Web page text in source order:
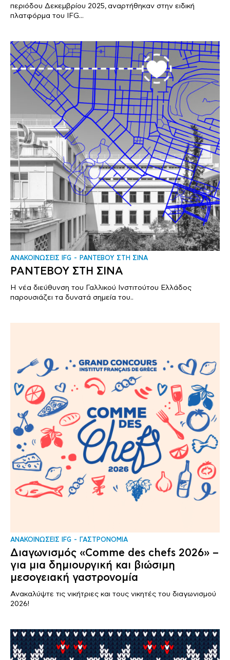
περιόδου Δεκεμβρίου 2025, αναρτήθηκαν στην ειδική
πλατφόρμα του IFG...
ΑΝΑΚΟΙΝΩΣΕΙΣ IFG ΡΑΝΤΕΒΟΥ ΣΤΗ ΣΙΝΑ
ΡΑΝΤΕΒΟΥ ΣΤΗ ΣΙΝΑ
Η νέα διεύθυνση του Γαλλικού Ινστιτούτου Ελλάδος
παρουσιάζει τα δυνατά σημεία του..
ΑΝΑΚΟΙΝΩΣΕΙΣ IFG ΓΑΣΤΡΟΝΟΜΙΑ
Διαγωνισμός «Comme des chefs 2026» –
για μια δημιουργική και βιώσιμη
μεσογειακή γαστρονομία
Ανακαλύψτε τις νικήτριες και τους νικητές του διαγωνισμού
2026!